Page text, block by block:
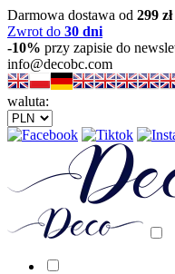
Darmowa dostawa od 299 zł
Zwrot do 30 dni
-10% przy zapisie do
info@decobc.com
waluta: